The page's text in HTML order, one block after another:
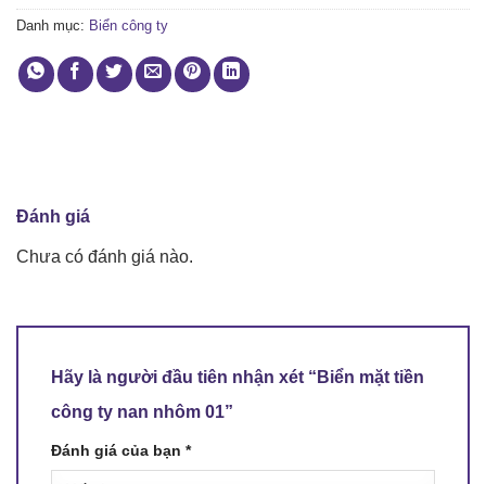
Danh mục: Biển công ty
Đánh giá
Chưa có đánh giá nào.
Hãy là người đầu tiên nhận xét “Biển mặt tiền
công ty nan nhôm 01”
Đánh giá của bạn *